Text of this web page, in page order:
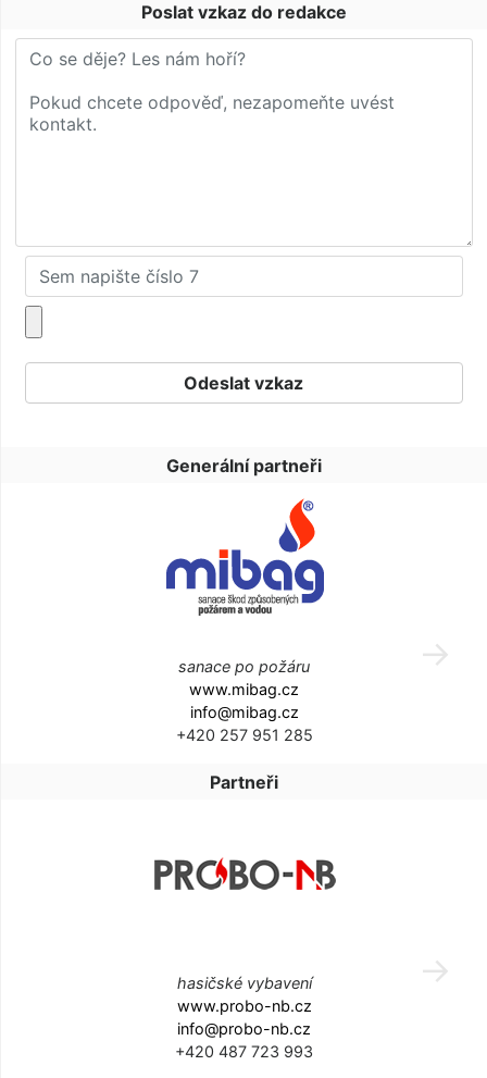
Poslat vzkaz do redakce
Generální partneři
sanace po požáru
www.mibag.cz
info@mibag.cz
+420 257 951 285
Partneři
hasičské vybavení
www.probo-nb.cz
info@probo-nb.cz
+420 487 723 993